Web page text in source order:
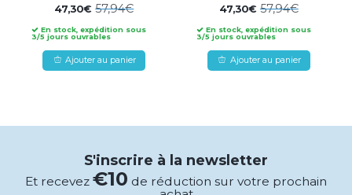
47,30€57,94€
En stock, expédition sous
3/5 jours ouvrables
Ajouter au panier
47,30€ 57,94€
En stock, expédition sous
3/5 jours ouvrables
Ajouter au panier
S'inscrire à la newsletter
Et recevez €10 de réduction sur votre prochain